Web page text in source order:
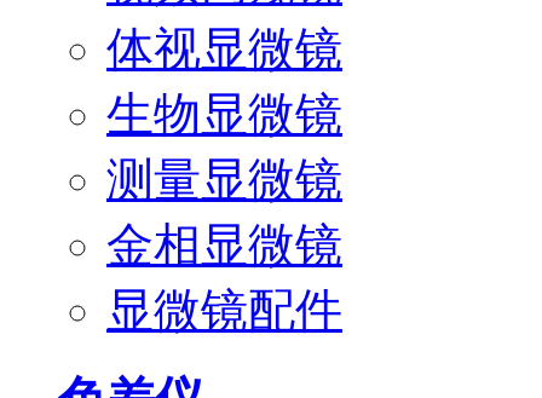
体视显微镜
生物显微镜
测量显微镜
金相显微镜
显微镜配件